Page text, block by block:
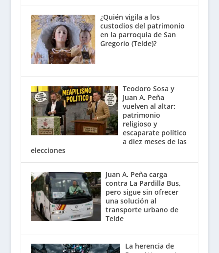
¿Quién vigila a los
custodios del patrimonio
en la parroquia de San
Gregorio (Telde)?
Teodoro Sosa y
Juan A. Peña
vuelven al altar:
patrimonio
religioso y
escaparate político
a diez meses de las
elecciones
Juan A. Peña carga
contra La Pardilla Bus,
pero sigue sin ofrecer
una solución al
transporte urbano de
Telde
La herencia de